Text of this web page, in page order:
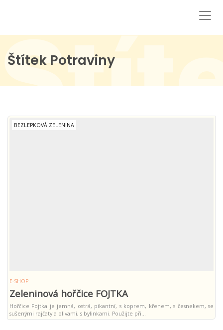
Štítek Potraviny
BEZLEPKOVÁ ZELENINA
E-SHOP
Zeleninová hořčice FOJTKA
Hořčice Fojtka je jemná, ostrá, pikantní, s koprem, křenem, s česnekem, se
sušenými rajčaty a olivami, s bylinkami. Použijte při…